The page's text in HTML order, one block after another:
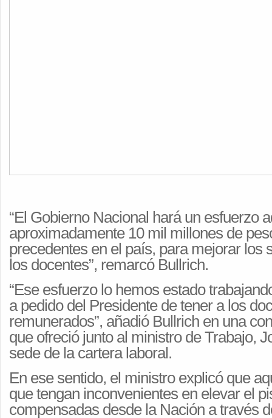
“El Gobierno Nacional hará un esfuerzo
aproximadamente 10 mil millones de
precedentes en el país, para mejorar los
los docentes”, remarcó Bullrich.
“Ese esfuerzo lo hemos estado
a pedido del Presidente de tener a los
remunerados”, añadió Bullrich en una
que ofreció junto al ministro de Trabajo,
sede de la cartera laboral.
En ese sentido, el ministro explicó que
que tengan inconvenientes en elevar el
compensadas desde la Nación a través